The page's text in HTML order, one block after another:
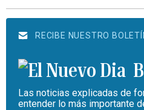
RECIBE NUESTRO
Las noticias explicadas de
entender lo más importante